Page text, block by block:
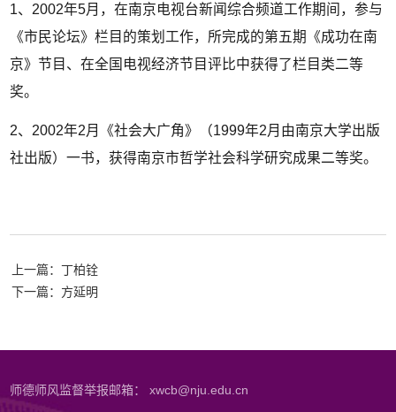
1、2002年5月，在南京电视台新闻综合频道工作期间，参与
《市民论坛》栏目的策划工作，所完成的第五期《成功在南
京》节目、在全国电视经济节目评比中获得了栏目类二等
奖。
2、2002年2月《社会大广角》（1999年2月由南京大学出版
社出版）一书，获得南京市哲学社会科学研究成果二等奖。
上一篇：丁柏铨
下一篇：方延明
师德师风监督举报邮箱： xwcb@nju.edu.cn